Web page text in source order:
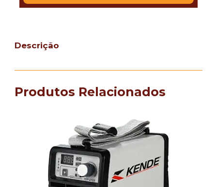
Descrição
Produtos Relacionados